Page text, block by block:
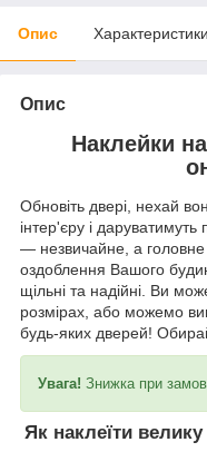
Опис Характеристики
Опис
Наклейки
Обновіть двері, нехай
інтер'єру і даруватимуть
— незвичайне, а
оздоблення Вашого
щільні та надійні. Ви
розмірах, або можемо
будь-яких дверей!
Увага! Знижка при
Як наклеїти